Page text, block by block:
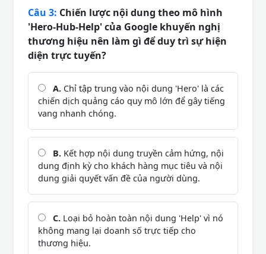
Câu 3: Chiến lược nội dung theo mô hình
'Hero-Hub-Help' của Google khuyến nghị
thương hiệu nên làm gì để duy trì sự hiện
diện trực tuyến?
A. Chỉ tập trung vào nội dung 'Hero' là các
chiến dịch quảng cáo quy mô lớn để gây tiếng
vang nhanh chóng.
B. Kết hợp nội dung truyền cảm hứng, nội
dung định kỳ cho khách hàng mục tiêu và nội
dung giải quyết vấn đề của người dùng.
C. Loại bỏ hoàn toàn nội dung 'Help' vì nó
không mang lại doanh số trực tiếp cho
thương hiệu.